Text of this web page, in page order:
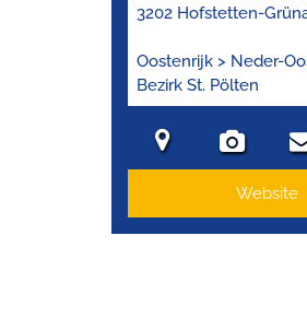
3202 Hofstetten-
Oostenrijk > Neder-
Bezirk St. Pölten
Website